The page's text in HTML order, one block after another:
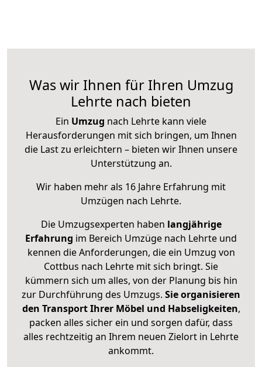
Was wir Ihnen für Ihren Umzug
Lehrte nach bieten
Ein Umzug nach Lehrte kann viele
Herausforderungen mit sich bringen, um Ihnen
die Last zu erleichtern – bieten wir Ihnen unsere
Unterstützung an.
Wir haben mehr als 16 Jahre Erfahrung mit
Umzügen nach Lehrte.
Die Umzugsexperten haben langjährige
Erfahrung im Bereich Umzüge nach Lehrte und
kennen die Anforderungen, die ein Umzug von
Cottbus nach Lehrte mit sich bringt. Sie
kümmern sich um alles, von der Planung bis hin
zur Durchführung des Umzugs. Sie organisieren
den Transport Ihrer Möbel und Habseligkeiten,
packen alles sicher ein und sorgen dafür, dass
alles rechtzeitig an Ihrem neuen Zielort in Lehrte
ankommt.